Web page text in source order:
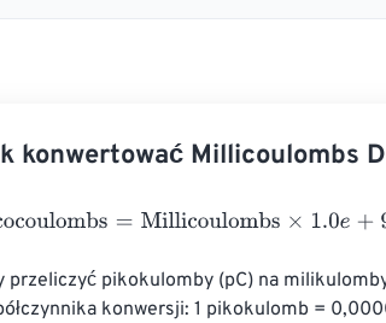
konwertować Millicoulombs
=Millicoulombs×1.0e+ 9
przeliczyć pikokulomby (pC) na
konwersji: 1 pikokulomb =